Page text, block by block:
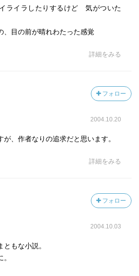
ライラしたりするけど 気がついた
、目の前が晴れわたった感覚
詳細をみる
フォロー
2004.10.20
、作者なりの追求だと思います。
詳細をみる
フォロー
2004.10.03
もな小説。